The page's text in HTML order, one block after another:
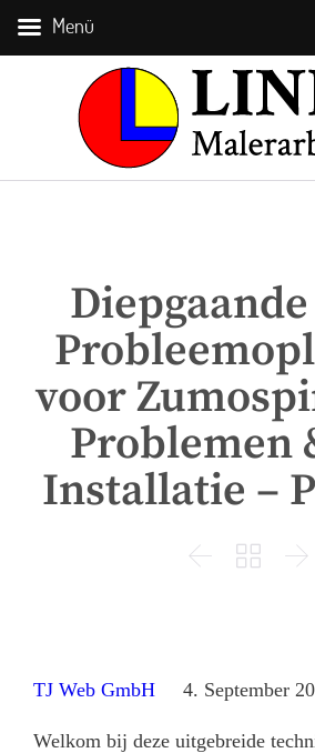
voor
Problemen
Installatie –
  
TJ Web GmbH 4. September
Welkom bij deze uitgebreide
Menü